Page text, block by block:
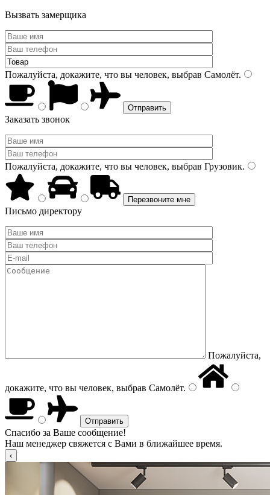
Вызвать замерщика
Пожалуйста, докажите, что вы человек, выбрав Самолёт.
Заказать звонок
Пожалуйста, докажите, что вы человек, выбрав Грузовик.
Письмо директору
Пожалуйста,
докажите, что вы человек, выбрав Самолёт.
Спасибо за Ваше сообщение!
Наш менеджер свяжется с Вами в ближайшее время.